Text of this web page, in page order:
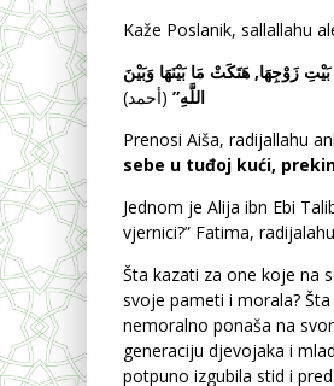
Kaže Poslanik, sallallahu
زَوْجِهَا, هَتَكَتْ مَا بَيْنَهَا وَبَيْنَ
اللَّهِ” (أحمد)
Prenosi Aiša, radijallahu
sebe u tuđoj kući,
Jednom je Alija ibn Ebi
vjernici?” Fatima,
Šta kazati za one koje na
svoje pameti i morala?
nemoralno ponaša na
generaciju djevojaka i
potpuno izgubila stid i